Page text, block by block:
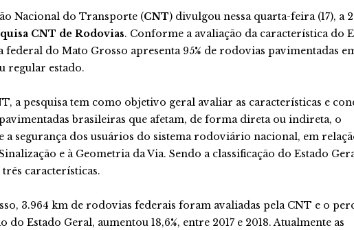
Nacional do Transporte (CNT) divulgou nessa quarta-feira (17), a
CNT de Rodovias. Conforme a avaliação da característica do
federal do Mato Grosso apresenta 95% de rodovias pavimentadas
regular estado.
a pesquisa tem como objetivo geral avaliar as características e
brasileiras que afetam, de forma direta ou indireta, o
a segurança dos usuários do sistema rodoviário nacional, em
e à Geometria da Via. Sendo a classificação do Estado
três características.
3.964 km de rodovias federais foram avaliadas pela CNT e o
do Estado Geral, aumentou 18,6%, entre 2017 e 2018. Atualmente as